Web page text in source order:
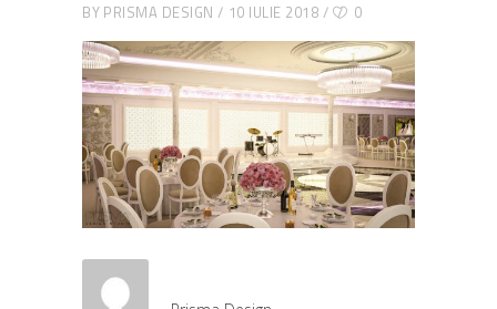
BY PRISMA DESIGN 10 IULIE 2018 0